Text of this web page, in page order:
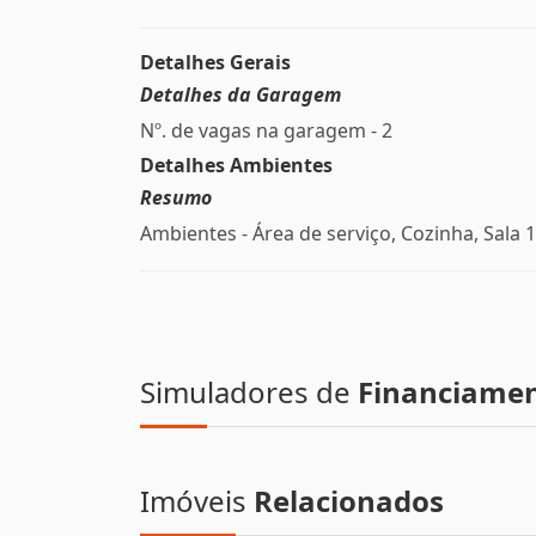
Detalhes Gerais
Detalhes da Garagem
Nº. de vagas na garagem - 2
Detalhes Ambientes
Resumo
Ambientes - Área de serviço, Cozinha, Sala 1
Simuladores de
Imóveis Relacionados